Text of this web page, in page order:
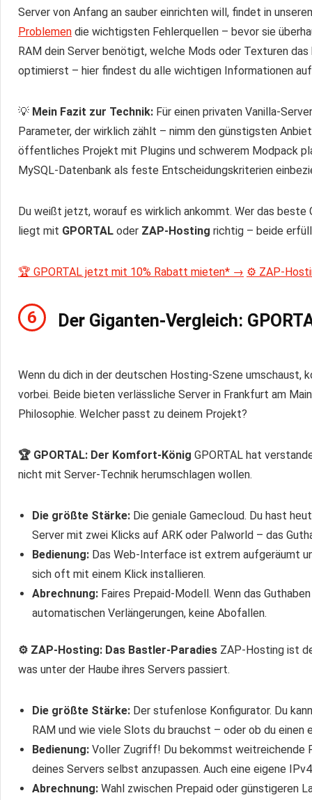
⚡CPU-Leistung – besonders wichtig für
single-thread-lastig. Das bedeutet: Eine schnelle
oft der echte Flaschenhals – nicht der RAM.Das
genauen CPU-Specs für ihre Shared-Hosting-
seriöser Hoster gibt darauf eine ehrliche Antwort.
💾SSD vs. NVMe – Chunk-Ladezeiten im Fokus:
klassische SATA-SSD – das macht sich direkt in
großen Welten oder vielen gleichzeitigen Spielern.
macht.
ohne integrierten DDoS-Schutz ist für jeden Server,
ist in diesem Segment heute glücklicherweise
📍 Serverstandort Deutschland – Ping ist King Für
Serverstandort in Deutschland – idealerweise
ich ausschließlich diese Hoster empfehle.
MySQL-Datenbank – relevant ab ernsthafteren
Datenbank. Bei manchen Hostern ist das inklusive,
dem Kauf in den Paketdetails, ob MySQL enthalten
beim Einrichten deiner Plugins.
🔄 Game-Switch / Flexibilität– Wer nicht dauerhaft
einen einfachen Spielwechsel anbietet. Manche
Spiel umzustellen – ohne neue Bestellung, ohne
Server von Anfang an sauber einrichten will, findet in
Problemen die wichtigsten Fehlerquellen – bevor sie
RAM dein Server benötigt, welche Mods oder Texturen
optimierst – hier findest du alle wichtigen Informationen
💡 Mein Fazit zur Technik: Für einen privaten Vanilla-
Parameter, der wirklich zählt – nimm den günstigsten
öffentliches Projekt mit Plugins und schwerem Modpack
MySQL-Datenbank als feste Entscheidungskriterien
Du weißt jetzt, worauf es wirklich ankommt. Wer das
liegt mit GPORTAL oder ZAP-Hosting richtig – beide
🏆 GPORTAL jetzt mit 10% Rabatt mieten* → ⚙️ ZAP-
6 Der Giganten-Vergleich:
Wenn du dich in der deutschen Hosting-Szene umschaust,
vorbei. Beide bieten verlässliche Server in Frankfurt am
Philosophie. Welcher passt zu deinem Projekt?
🏆 GPORTAL: Der Komfort-König GPORTAL hat
nicht mit Server-Technik herumschlagen wollen.
Die größte Stärke: Die geniale Gamecloud. Du hast
Server mit zwei Klicks auf ARK oder Palworld – das
Bedienung: Das Web-Interface ist extrem aufgeräumt
sich oft mit einem Klick installieren.
Abrechnung: Faires Prepaid-Modell. Wenn das
automatischen Verlängerungen, keine Abofallen.
⚙️ ZAP-Hosting: Das Bastler-Paradies ZAP-Hosting ist
was unter der Haube ihres Servers passiert.
Die größte Stärke: Der stufenlose Konfigurator. Du
RAM und wie viele Slots du brauchst – oder ob du
Bedienung: Voller Zugriff! Du bekommst weitreichende
deines Servers selbst anzupassen. Auch eine eigene
Abrechnung: Wahl zwischen Prepaid oder günstigeren